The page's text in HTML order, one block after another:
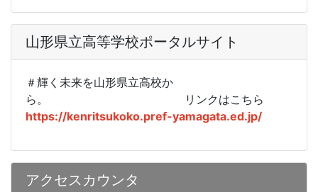
山形県立高等学校ポータルサイト
＃輝く未来を山形県立高校か
ら。
リンクはこちら
https://kenritsukoko.pref-yamagata.ed.jp/
アクセスカウンタ